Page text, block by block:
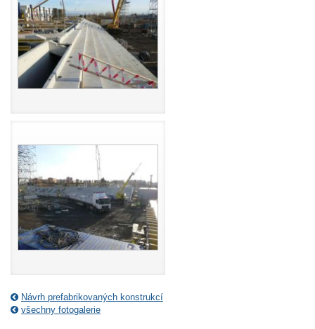
Návrh prefabrikovaných konstrukcí
všechny fotogalerie